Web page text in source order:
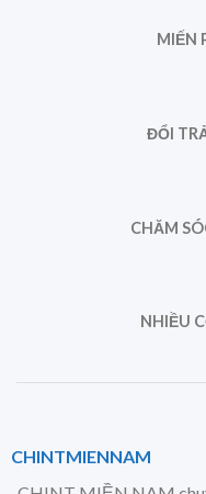
MIẾN
ĐỔI
CHĂM
NHIỀU
CHINTMIENNAM